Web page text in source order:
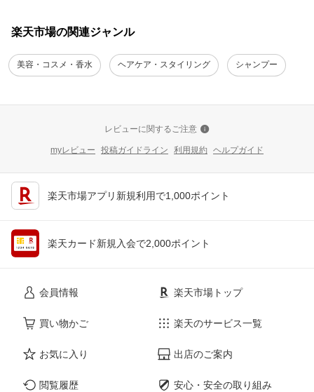
楽天市場の関連ジャンル
美容・コスメ・香水 ヘアケア・スタイリング シャンプー
レビューに関するご注意
myレビュー 投稿ガイドライン 利用規約 ヘルプガイド
楽天市場アプリ新規利用で1,000ポイント
楽天カード新規入会で2,000ポイント
会員情報
買い物かご
お気に入り
閲覧履歴
楽天市場トップ
楽天のサービス一覧
出店のご案内
安心・安全の取り組み